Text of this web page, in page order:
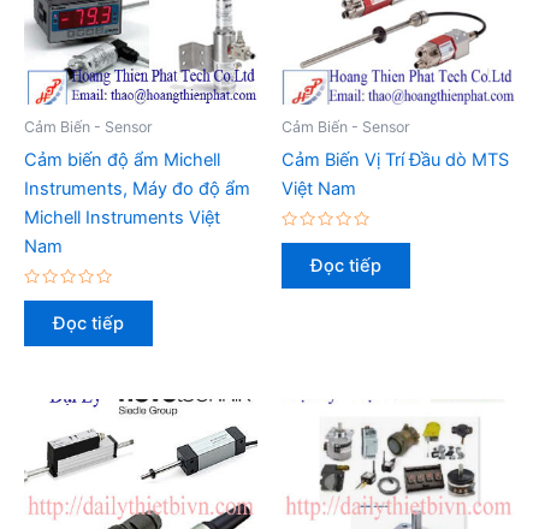
Cảm Biến - Sensor
Cảm biến độ ẩm Michell
Instruments, Máy đo độ ẩm
Michell Instruments Việt
Nam
Được
xếp
hạngĐọc tiếp
Cảm Biến - Sensor
Cảm Biến Vị Trí Đầu dò MTS
Việt Nam
Được
xếp
hạngĐọc tiếp